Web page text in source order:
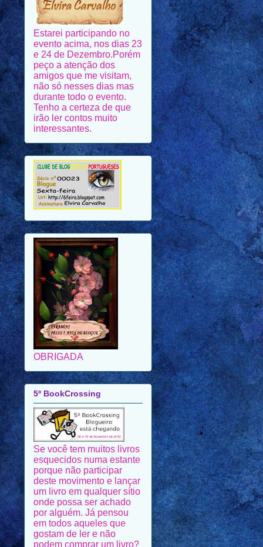
Estarei participando no
evento acima, nos dias 23
e 24 de Dezembro.Porém
peço a atenção dos
amigos que me visitam,
não só nesses dias mas
durante todo o evento.
Tenho a certeza de que
irão ler contos muito
interessantes.
OBRIGADA
Se você tem muitos livros
esquecidos numa estante
porque não participar
deste movimento e lançar
um livro em qualquer sítio
onde possa ser achado
por alguém. Já pensou
em todos aqueles que
gostam de ler e não
podem comprar um livro?
Clic no selo e informe-se
de como proceder.